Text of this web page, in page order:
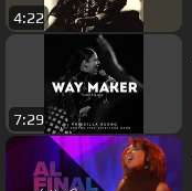
4:22
7:29